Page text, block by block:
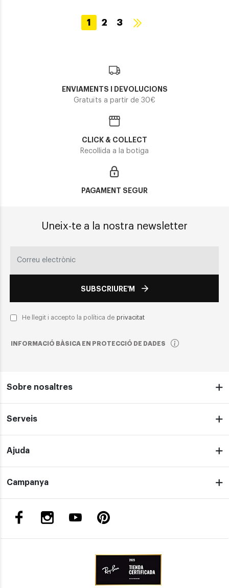
1 2 3
ENVIAMENTS I DEVOLUCIONS
Gratuïts a partir de 30€
CLICK & COLLECT
Recollida a la botiga
PAGAMENT SEGUR
Uneix-te a la nostra newsletter
SUBSCRIURE'M
He llegit i accepto la política de privacitat
INFORMACIÓ BÀSICA EN PROTECCIÓ DE DADES
Sobre nosaltres
Serveis
Ajuda
Campanya